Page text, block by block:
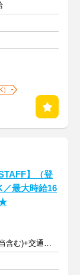
】（登
最大時給16
★
時給1,230円～1,600円(深夜手当含む)+交通費支給